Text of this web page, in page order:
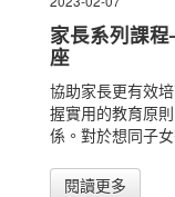
家長系列課
座
協助家長更有效
握實用的教育原
係。對於想同子
閱讀更多